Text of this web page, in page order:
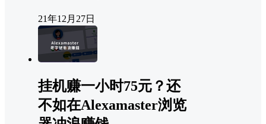
21年12月27日
挂机赚一小时75元？还
不如在Alexamaster浏览